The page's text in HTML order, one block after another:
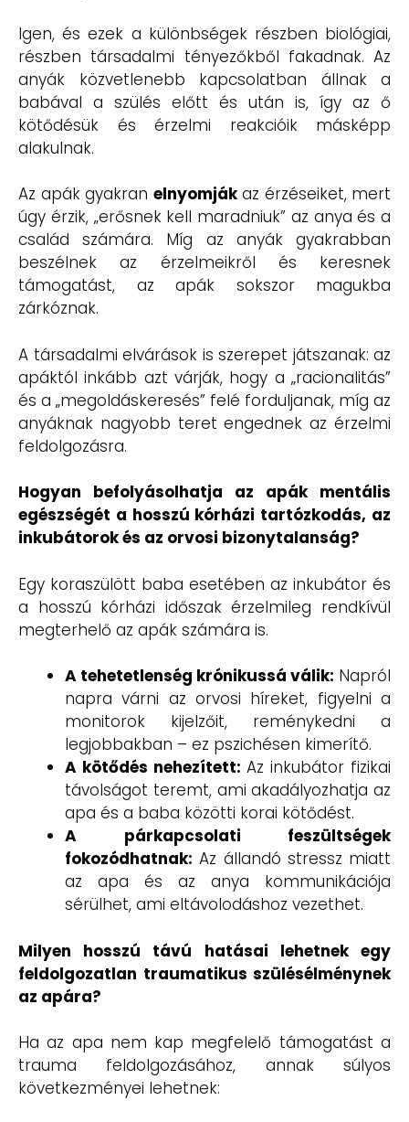
Igen, és ezek a különbségek részben biológiai,
részben társadalmi tényezőkből fakadnak. Az
anyák közvetlenebb kapcsolatban állnak a
babával a szülés előtt és után is, így az ő
kötődésük és érzelmi reakcióik másképp
alakulnak.
Az apák gyakran elnyomjákaz érzéseiket, mert
úgy érzik, „erősnek kell maradniuk” az anya és a
család számára. Míg az anyák gyakrabban
beszélnek az érzelmeikről és keresnek
támogatást, az apák sokszor magukba
zárkóznak.
A társadalmi elvárások is szerepet játszanak: az
apáktól inkább azt várják, hogy a „racionalitás”
és a „megoldáskeresés” felé forduljanak, míg az
anyáknak nagyobb teret engednek az érzelmi
feldolgozásra.
Hogyan befolyásolhatja az apák mentális
egészségét a hosszú kórházi tartózkodás, az
inkubátorok és az orvosi bizonytalanság?
Egy koraszülött baba esetében az inkubátor és
a hosszú kórházi időszak érzelmileg rendkívül
megterhelő az apák számára is.
A tehetetlenség krónikussá válik: Napról
napra várni az orvosi híreket, figyelni a
monitorok kijelzőit, reménykedni a
legjobbakban – ez pszichésen kimerítő.
A kötődés nehezített: Az inkubátor fizikai
távolságot teremt, ami akadályozhatja az
apa és a baba közötti korai kötődést.
A párkapcsolati feszültségek
fokozódhatnak: Az állandó stressz miatt
az apa és az anya kommunikációja
sérülhet, ami eltávolodáshoz vezethet.
Milyen hosszú távú hatásai lehetnek egy
feldolgozatlan traumatikus szülésélménynek
az apára?
Ha az apa nem kap megfelelő támogatást a
trauma feldolgozásához, annak súlyos
következményei lehetnek: